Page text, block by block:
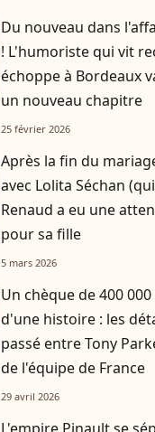
Du nouveau dans
! L'humoriste qui vit
échoppe à Bordeaux
un nouveau chapitre
25 février 2026
Après la fin du
avec Lolita Séchan
Renaud a eu une
pour sa fille
5 mars 2026
Un chèque de 400
d'une histoire : les
passé entre Tony
de l'équipe de France
29 avril 2026